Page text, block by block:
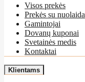
Visos prekės
Prekės su nuolaida
Gamintojai
Dovanų kuponai
Svetainės medis
Kontaktai
Klientams